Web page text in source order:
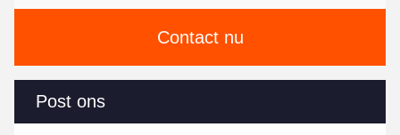
Contact nu
Post ons